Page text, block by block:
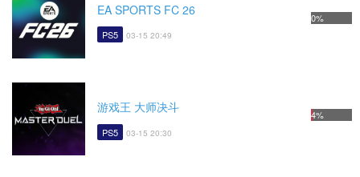
EA SPORTS FC 26
PS5 03-15 20:49
0%
游戏王 大师决斗
PS5 03-15 20:30
4%